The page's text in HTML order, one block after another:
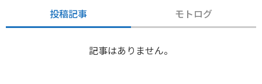
投稿記事 モトログ
記事はありません。